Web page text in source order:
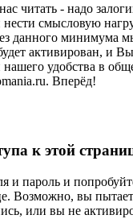
читать - надо
смысловую
данного
активирован, и
удобства в
Вперёд!
к этой
и пароль и
Возможно, вы
или вы не